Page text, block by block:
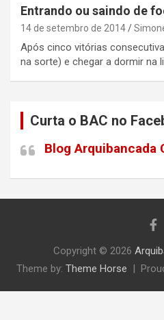
Entrando ou saindo de
14 de setembro de 2014
Após cinco vitórias
na sorte) e chegar a dormir na
Curta o BAC no
Blog Arquibancada
Copyright © 2026
Theme by: Theme Horse